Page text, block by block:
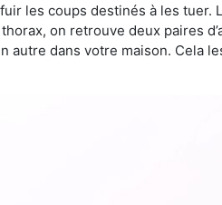
les coups destinés à les tuer.
on retrouve deux paires
autre dans votre maison. Cela